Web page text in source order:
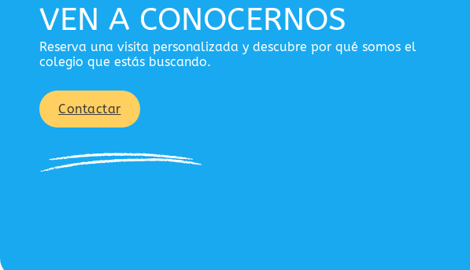
VEN A CONOCERNOS
Reserva una visita personalizada y descubre por qué somos el
colegio que estás buscando.
Contactar